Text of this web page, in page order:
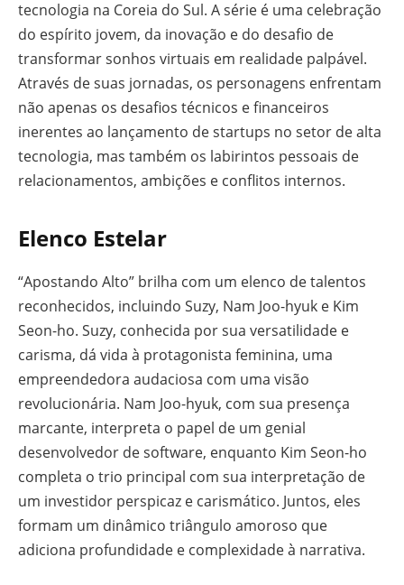
tecnologia na Coreia do Sul. A série é uma celebração
do espírito jovem, da inovação e do desafio de
transformar sonhos virtuais em realidade palpável.
Através de suas jornadas, os personagens enfrentam
não apenas os desafios técnicos e financeiros
inerentes ao lançamento de startups no setor de alta
tecnologia, mas também os labirintos pessoais de
relacionamentos, ambições e conflitos internos.
Elenco Estelar
“Apostando Alto” brilha com um elenco de talentos
reconhecidos, incluindo Suzy, Nam Joo-hyuk e Kim
Seon-ho. Suzy, conhecida por sua versatilidade e
carisma, dá vida à protagonista feminina, uma
empreendedora audaciosa com uma visão
revolucionária. Nam Joo-hyuk, com sua presença
marcante, interpreta o papel de um genial
desenvolvedor de software, enquanto Kim Seon-ho
completa o trio principal com sua interpretação de
um investidor perspicaz e carismático. Juntos, eles
formam um dinâmico triângulo amoroso que
adiciona profundidade e complexidade à narrativa.